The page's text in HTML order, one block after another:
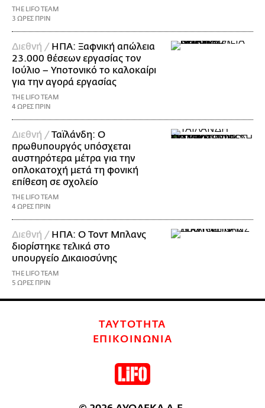
THE LIFO TEAM
3 ΩΡΕΣ ΠΡΙΝ
Διεθνή / ΗΠΑ: Ξαφνική απώλεια
23.000 θέσεων εργασίας τον
Ιούλιο – Υποτονικό το καλοκαίρι
για την αγορά εργασίας
THE LIFO TEAM
4 ΩΡΕΣ ΠΡΙΝ
Διεθνή /Ταϊλάνδη: Ο
πρωθυπουργός υπόσχεται
αυστηρότερα μέτρα για την
οπλοκατοχή μετά τη φονική
επίθεση σε σχολείο
THE LIFO TEAM
4 ΩΡΕΣ ΠΡΙΝ
Διεθνή / ΗΠΑ: Ο Τοντ Μπλανς
διορίστηκε τελικά στο
υπουργείο Δικαιοσύνης
THE LIFO TEAM
5 ΩΡΕΣ ΠΡΙΝ
ΤΑΥΤΟΤΗΤΑ
ΕΠΙΚΟΙΝΩΝΙΑ